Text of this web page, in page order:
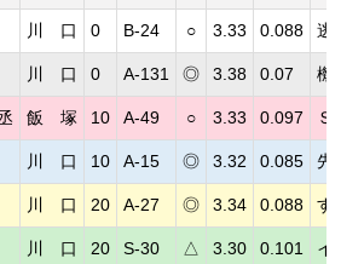
川 口 0 B-24 ○ 3.33 0.088 逃
川 口 0 A-131 ◎ 3.38 0.07 機
飯 塚 10 A-49 ○ 3.33 0.097 Ｓ
川 口 10 A-15 ◎ 3.32 0.085 先
川 口 20 A-27 ◎ 3.34 0.088 す
川 口 20 S-30 △ 3.30 0.101 イ